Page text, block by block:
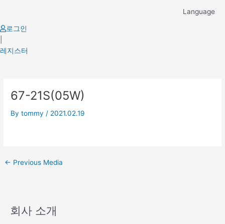
content
Language
로그인
레지스터
67-21S(05W)
Bytommy / 2021.02.19
navigation
← Previous Media
회사 소개